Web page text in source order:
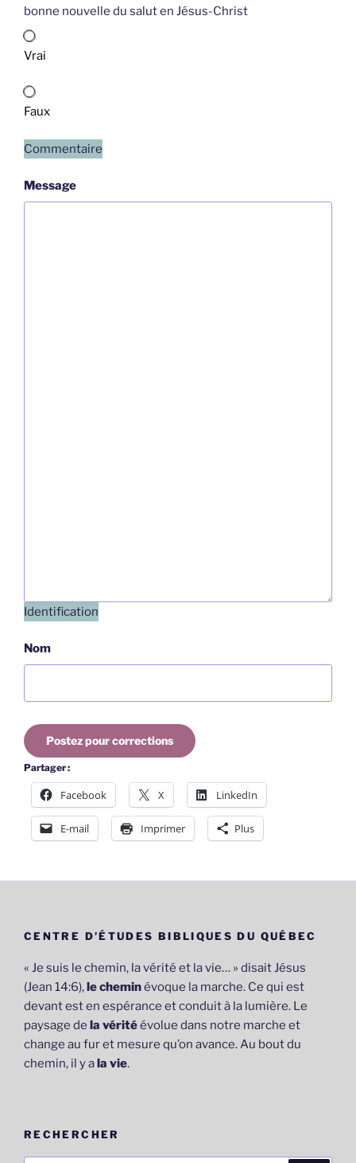
bonne nouvelle du salut en Jésus-Christ
Vrai
Faux
Commentaire
Message
Identification
Nom
Postez pour corrections
Partager :
Facebook X LinkedIn
E-mail Imprimer Plus
CENTRE D’ÉTUDES BIBLIQUES DU QUÉBEC
« Je suis le chemin, la vérité et la vie… » disait Jésus
(Jean 14:6),le cheminévoque la marche. Ce qui est
devant est en espérance et conduit à la lumière. Le
paysage de la véritéévolue dans notre marche et
change au fur et mesure qu’on avance. Au bout du
chemin, il y ala vie.
RECHERCHER